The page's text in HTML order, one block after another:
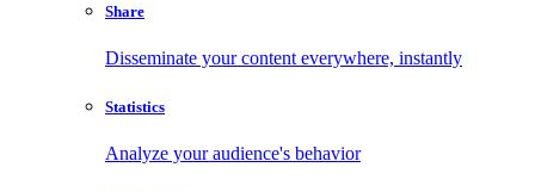
Share
Disseminate your content everywhere, instantly
Statistics
Analyze your audience's behavior